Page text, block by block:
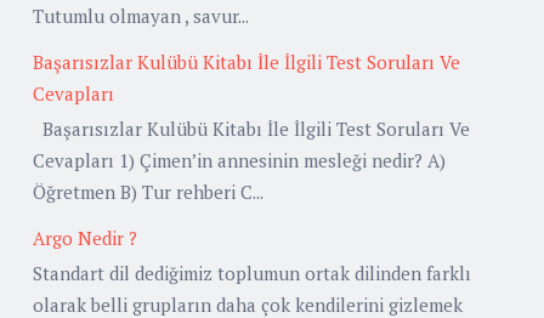
Tutumlu olmayan , savur...
Başarısızlar Kulübü Kitabı İle İlgili Test Soruları Ve
Cevapları
Başarısızlar Kulübü Kitabı İle İlgili Test Soruları Ve
Cevapları 1) Çimen’in annesinin mesleği nedir? A)
Öğretmen B) Tur rehberi C...
Argo Nedir ?
Standart dil dediğimiz toplumun ortak dilinden farklı
olarak belli grupların daha çok kendilerini gizlemek